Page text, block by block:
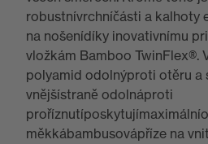
robustnívrchníčásti a kalhoty
na nošenídíky inovativnímu
vložkám Bamboo TwinFlex®.
polyamid odolnýproti otěru a
vnějšístraně odolnáproti
měkkábambusovápříze na